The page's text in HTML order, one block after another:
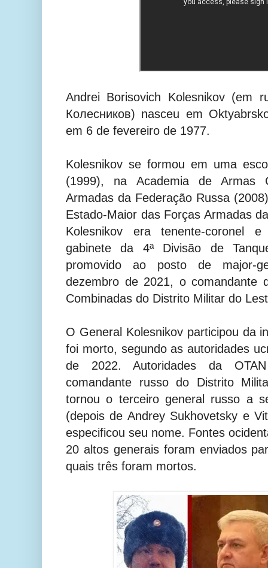
Andrei Borisovich Kolesnikov (em
Колесников) nasceu em
em 6 de fevereiro de 1977.
Kolesnikov se formou em uma
(1999), na Academia de Armas
Armadas da Federação Russa
Estado-Maior das Forças Armadas
Kolesnikov era tenente-coronel
gabinete da 4ª Divisão de
promovido ao posto de major-
dezembro de 2021, o comandante
Combinadas do Distrito Militar do
O General Kolesnikov participou da
foi morto, segundo as autoridades
de 2022. Autoridades da
comandante russo do Distrito
tornou o terceiro general russo a
(depois de Andrey Sukhovetsky e
especificou seu nome. Fontes
20 altos generais foram enviados
quais três foram mortos.